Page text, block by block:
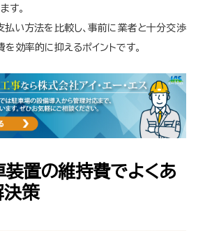
す。
い方法を比較し、事前に業者と十分交渉
を効率的に抑えるポイントです。
置の維持費でよくあ
決策